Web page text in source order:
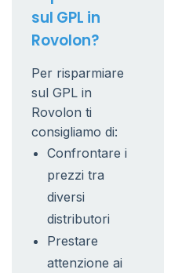
sul GPL in
Rovolon?
Per risparmiare
sul GPL in
Rovolon ti
consigliamo di:
Confrontare i
prezzi tra
diversi
distributori
Prestare
attenzione ai